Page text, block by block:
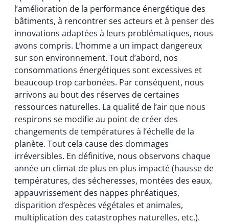
l’amélioration de la performance énergétique des
bâtiments, à rencontrer ses acteurs et à penser des
innovations adaptées à leurs problématiques, nous
avons compris. L’homme a un impact dangereux
sur son environnement. Tout d’abord, nos
consommations énergétiques sont excessives et
beaucoup trop carbonées. Par conséquent, nous
arrivons au bout des réserves de certaines
ressources naturelles. La qualité de l’air que nous
respirons se modifie au point de créer des
changements de températures à l’échelle de la
planète. Tout cela cause des dommages
irréversibles. En définitive, nous observons chaque
année un climat de plus en plus impacté (hausse de
températures, des sécheresses, montées des eaux,
appauvrissement des nappes phréatiques,
disparition d’espèces végétales et animales,
multiplication des catastrophes naturelles, etc.).